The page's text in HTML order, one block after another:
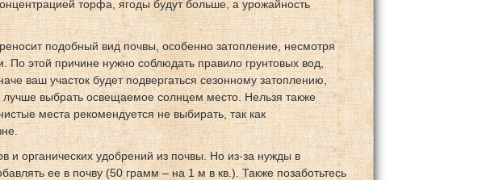
торфа, ягоды будут больше, а урожайность
подобный вид почвы, особенно затопление, несмотря
По этой причине нужно соблюдать правило грунтовых вод,
ваш участок будет подвергаться сезонному затоплению,
выбрать освещаемое солнцем место. Нельзя также
места рекомендуется не выбирать, так как
и органических удобрений из почвы. Но из-за нужды в
ее в почву (50 грамм – на 1 м в кв.). Также позаботьтесь